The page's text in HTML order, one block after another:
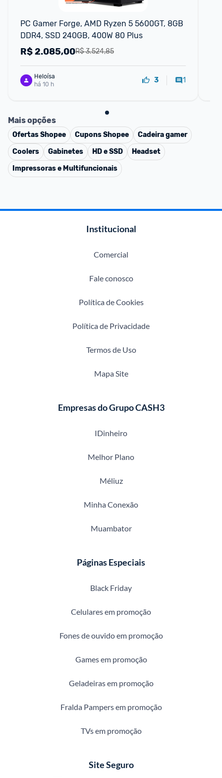
PC Gamer Forge, AMD Ryzen 5 5600GT, 8GB
DDR4, SSD 240GB, 400W 80 Plus
R$ 3.524,85
R$2.085,00
Heloísa
há 10 h
3 1
Mais opções
OfertasShopee CuponsShopee
Cadeira gamer
Coolers
Gabinetes HD e SSD
Headset
Impressoras e Multifuncionais
Institucional
Comercial
Fale conosco
Política de Cookies
Política de Privacidade
Termos de Uso
Mapa Site
Empresas do Grupo CASH3
IDinheiro
Melhor Plano
Méliuz
Minha Conexão
Muambator
Páginas Especiais
Black Friday
Celulares em promoção
Fones de ouvido em promoção
Games em promoção
Geladeiras em promoção
Fralda Pampers em promoção
TVs em promoção
Site Seguro